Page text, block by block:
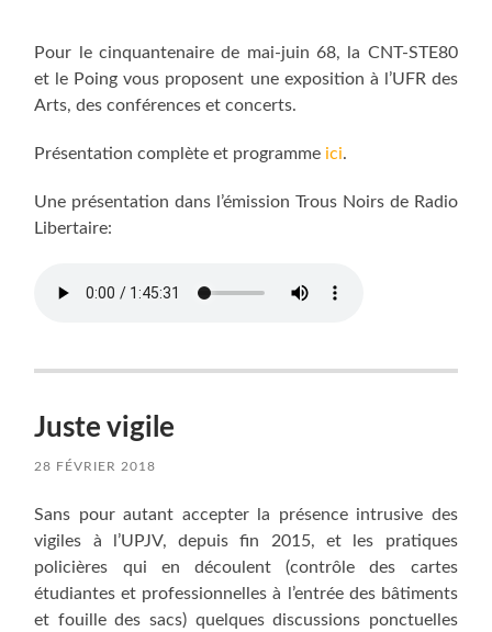
Pour le cinquantenaire de mai-juin 68, la CNT-STE80
et le Poing vous proposent une exposition à l’UFR des
Arts, des conférences et concerts.
Présentation complète et programme ici.
Une présentation dans l’émission Trous Noirs de Radio
Libertaire:
Juste vigile
28 FÉVRIER 2018
Sans pour autant accepter la présence intrusive des
vigiles à l’UPJV, depuis fin 2015, et les pratiques
policières qui en découlent (contrôle des cartes
étudiantes et professionnelles à l’entrée des bâtiments
et fouille des sacs) quelques discussions ponctuelles